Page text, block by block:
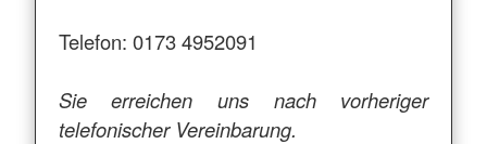
Telefon: 0173 4952091
Sie erreichen uns nach vorheriger
telefonischer Vereinbarung.